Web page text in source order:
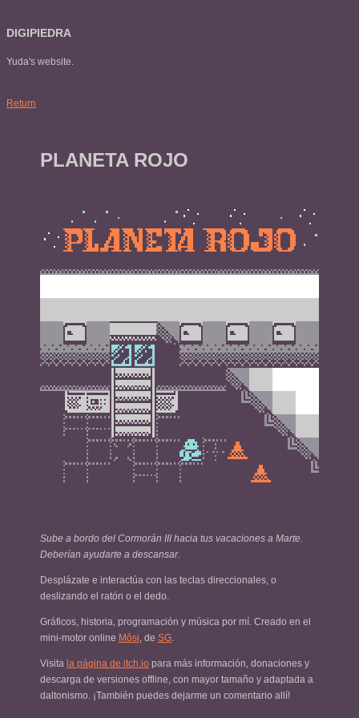
DIGIPIEDRA
Yuda's website.
Return
PLANETA ROJO
Sube a bordo del Cormorán III hacia tus vacaciones a Marte.
Deberían ayudarte a descansar.
Desplázate e interactúa con las teclas direccionales, o
deslizando el ratón o el dedo.
Gráficos, historia, programación y música por mí. Creado en el
mini-motor online Môsi, de SG.
Visita la página de itch.io para más información, donaciones y
descarga de versiones offline, con mayor tamaño y adaptada a
daltonismo. ¡También puedes dejarme un comentario allí!